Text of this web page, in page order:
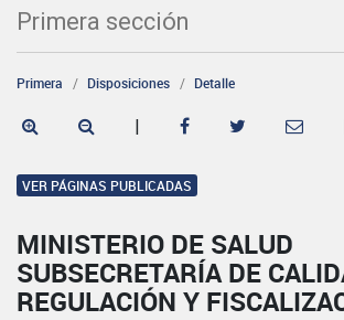
Primera sección
Primera Disposiciones Detalle
|
VER PÁGINAS PUBLICADAS
MINISTERIO DE SALUD
SUBSECRETARÍA DE
REGULACIÓN Y